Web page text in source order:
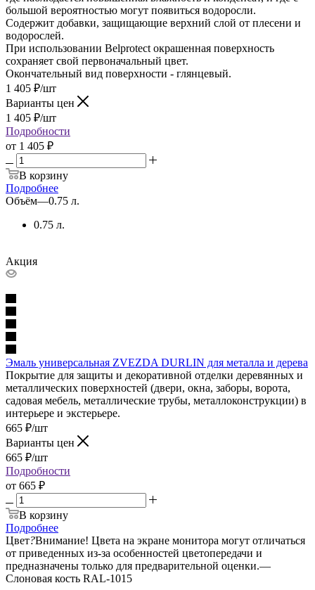
большой вероятностью могут появиться водоросли.
Содержит добавки, защищающие верхний слой от плесени и
водорослей.
При использовании Belprotect окрашенная поверхность
сохраняет свой первоначальный цвет.
Окончательный вид поверхности - глянцевый.
1 405 ₽/шт
Варианты цен
1 405 ₽/шт
Подробности
от 1 405 ₽
В корзину
Подробнее
Объём—0.75 л.
0.75 л.
Акция
Эмаль универсальная ZVEZDA DURLIN для металла и дерева
Покрытие для защиты и декоративной отделки деревянных и
металлических поверхностей (двери, окна, заборы, ворота,
садовая мебель, металлические трубы, металлоконструкции) в
интерьере и экстерьере.
665 ₽/шт
Варианты цен
665 ₽/шт
Подробности
от 665 ₽
В корзину
Подробнее
Цвет?Внимание! Цвета на экране монитора могут отличаться
от приведенных из-за особенностей цветопередачи и
предназначены только для предварительной оценки.—
Слоновая кость RAL-1015